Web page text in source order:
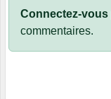
Connectez-vous
commentaires.